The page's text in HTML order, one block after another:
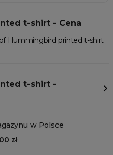
t-shirt - Cena
Hummingbird printed t-shirt
t-shirt -
w Polsce
zł